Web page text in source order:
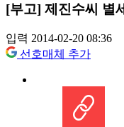
[부고] 제진수씨 별
입력 2014-02-20 08:36
선호매체 추가